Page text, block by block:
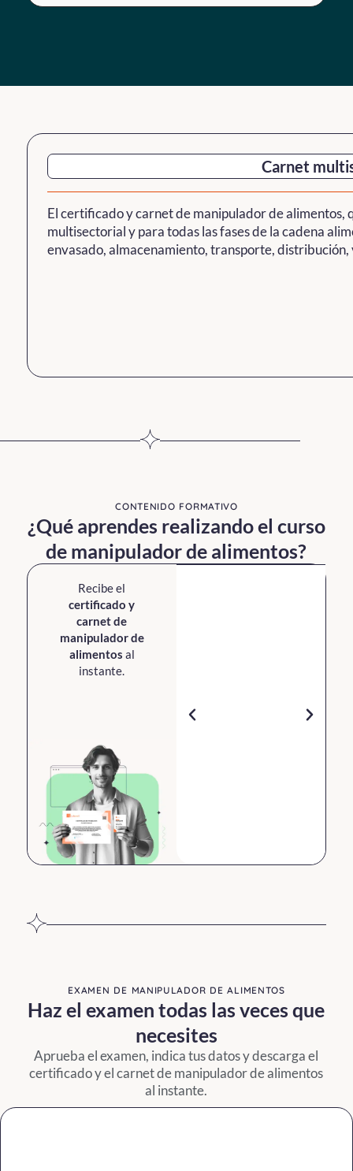
Carnet
El certificado y carnet de manipulador de
multisectorial y para todas las fases de la cadena
envasado, almacenamiento, transporte, distribución,
CONTENIDO FORMATIVO
¿Qué aprendes realizando el curso
de manipulador de alimentos?
Recibe el
certificado y
carnet de
manipulador de
alimentos al
instante.
En este primer
los diferentes
contaminación de
los alimentos
según su origen y
EXAMEN DE MANIPULADOR DE ALIMENTOS
Haz el examen todas las veces que
necesites
Aprueba el examen, indica tus datos y descarga el
certificado y el carnet de manipulador de alimentos
al instante.